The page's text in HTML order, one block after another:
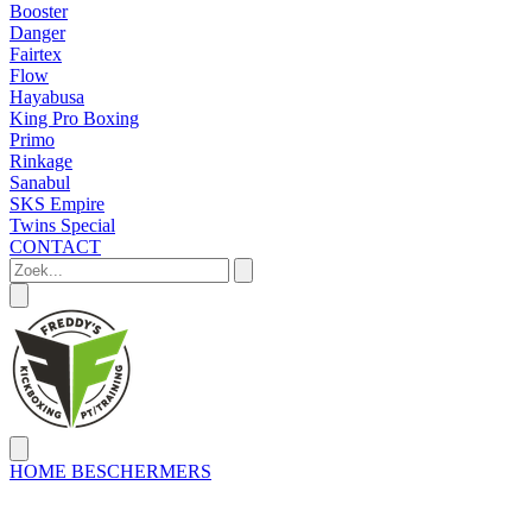
Booster
Danger
Fairtex
Flow
Hayabusa
King Pro Boxing
Primo
Rinkage
Sanabul
SKS Empire
Twins Special
CONTACT
HOME BESCHERMERS